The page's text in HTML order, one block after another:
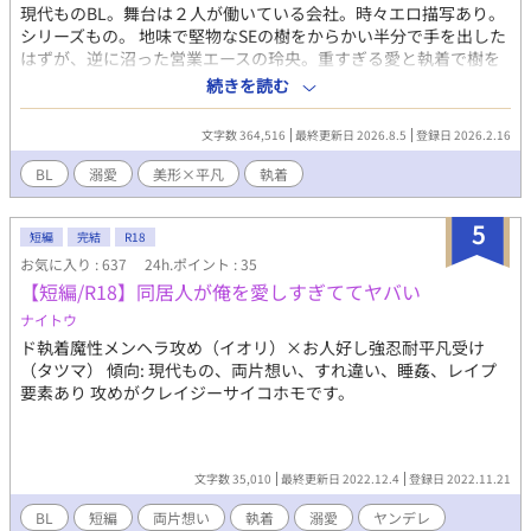
現代ものBL。舞台は２人が働いている会社。時々エロ描写あり。
シリーズもの。 地味で堅物なSEの樹をからかい半分で手を出した
はずが、逆に沼った営業エースの玲央。重すぎる愛と執着で樹を
甘やかし、拒絶していた樹もその熱に絆されていく。誤算から始
まった、オフィスBLラブストーリーです。 ※他のサイトでも投稿
しています ※きわどいＲ１８表現はこちらでは載せないので、他
サイト版推奨です。
続きを読む
文字数 364,516 最終更新日 2026.8.5 登録日 2026.2.16
BL 溺愛 美形×平凡 執着
5
短編 完結 R18
お気に入り : 637 24h.ポイント : 35
【短編/R18】同居人が俺を愛しすぎててヤバい
ナイトウ
ド執着魔性メンヘラ攻め（イオリ）×お人好し強忍耐平凡受け
（タツマ） 傾向: 現代もの、両片想い、すれ違い、睡姦、レイプ
要素あり 攻めがクレイジーサイコホモです。
文字数 35,010 最終更新日 2022.12.4 登録日 2022.11.21
BL 短編 両片想い 執着 溺愛
ヤンデレ